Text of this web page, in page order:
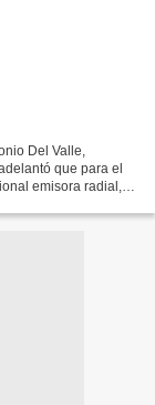
Del Valle,
que para el
emisora radial,